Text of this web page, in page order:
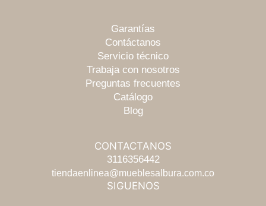
Garantías
Contáctanos
Servicio técnico
Trabaja con nosotros
Preguntas frecuentes
Catálogo
Blog
CONTACTANOS
3116356442
tiendaenlinea@mueblesalbura.com.co
SIGUENOS